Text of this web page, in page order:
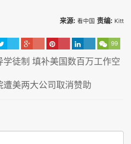
来源: 看中国 责编: Kitt
99
学徒制 填补美国数百万工作空
遭美两大公司取消赞助